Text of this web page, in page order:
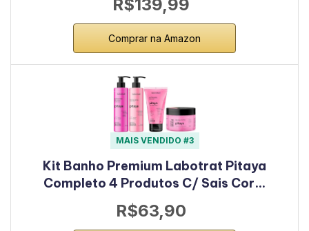
R$139,99
Comprar na Amazon
MAIS VENDIDO #3
Kit Banho Premium Labotrat Pitaya
Completo 4 Produtos C/ Sais Cor…
R$63,90